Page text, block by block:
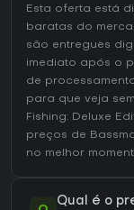
Esta oferta está
baratas do
são entregues
imediato após o
de
para que veja
Fishing: Deluxe
preços de
no melhor
Qual é o